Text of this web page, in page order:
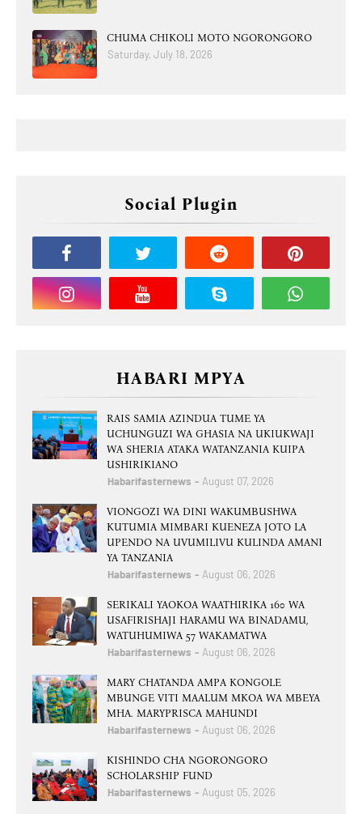
CHUMA CHIKOLI MOTO NGORONGORO
Saturday, July 18, 2026
Social Plugin
HABARI MPYA
RAIS SAMIA AZINDUA TUME YA
UCHUNGUZI WA GHASIA NA UKIUKWAJI
WA SHERIA ATAKA WATANZANIA KUIPA
USHIRIKIANO
Habarifasternews August 07, 2026
VIONGOZI WA DINI WAKUMBUSHWA
KUTUMIA MIMBARI KUENEZA JOTO LA
UPENDO NA UVUMILIVU KULINDA AMANI
YA TANZANIA
Habarifasternews August 06, 2026
SERIKALI YAOKOA WAATHIRIKA 160 WA
USAFIRISHAJI HARAMU WA BINADAMU,
WATUHUMIWA 57 WAKAMATWA
Habarifasternews August 06, 2026
MARY CHATANDA AMPA KONGOLE
MBUNGE VITI MAALUM MKOA WA MBEYA
MHA. MARYPRISCA MAHUNDI
Habarifasternews August 06, 2026
KISHINDO CHA NGORONGORO
SCHOLARSHIP FUND
Habarifasternews August 05, 2026